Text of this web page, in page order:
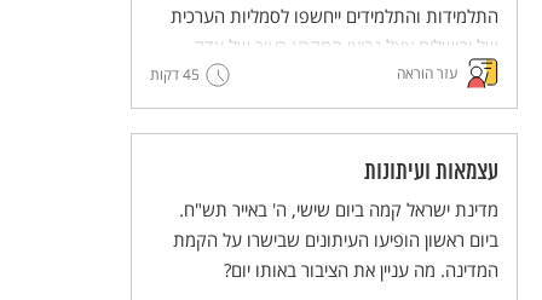
התלמידות והתלמידים ייחשפו לסמליות הערכית
של ירושלים אצל נביאי המקרא כעיר של צדק,
משפט, אמת ושלום. לימוד הקטעים מהנבואות
נועד להעמיק את ההבנה של משמעותה הסמלית
של ירושלים מעבר להיותה עיר המקדש בעבר ועיר
הבירה של מדינת ישראל בהווה. הלימוד נועד
לקדם הטמעה של ערכי הצדק, המשפט האמת
והשלום בעולם הערכים של התלמידות
והתלמידים.
עזר הוראה 45 דקות
עצמאות ועיתונות
מדינת ישראל קמה ביום שישי, ה' באייר תש"ח.
ביום ראשון הופיעו העיתונים שבישרו על הקמת
המדינה. מה עניין את הציבור באותו יום?